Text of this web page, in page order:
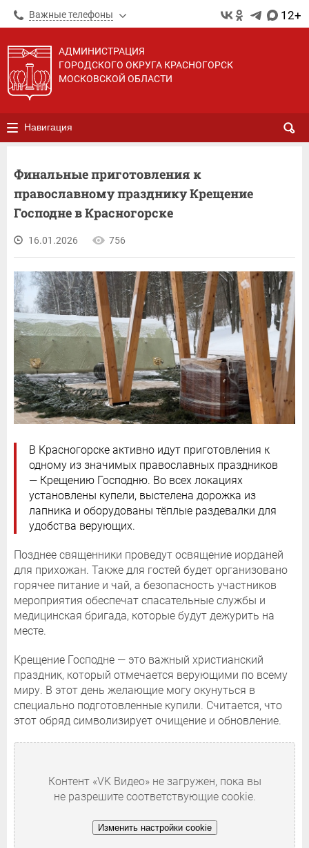
Важные телефоны 12+
АДМИНИСТРАЦИЯ
ГОРОДСКОГО ОКРУГА КРАСНОГОРСК
МОСКОВСКОЙ ОБЛАСТИ
Навигация
Финальные приготовления к
православному празднику Крещение
Господне в Красногорске
16.01.2026 756
В Красногорске активно идут приготовления к
одному из значимых православных праздников
— Крещению Господню. Во всех локациях
установлены купели, выстелена дорожка из
лапника и оборудованы тёплые раздевалки для
удобства верующих.
Позднее священники проведут освящение иорданей
для прихожан. Также для гостей будет организовано
горячее питание и чай, а безопасность участников
мероприятия обеспечат спасательные службы и
медицинская бригада, которые будут дежурить на
месте.
Крещение Господне — это важный христианский
праздник, который отмечается верующими по всему
миру. В этот день желающие могу окунуться в
специально подготовленные купили. Считается, что
этот обряд символизирует очищение и обновление.
Контент «VK Видео» не загружен, пока вы
не разрешите соответствующие cookie.
Изменить настройки cookie